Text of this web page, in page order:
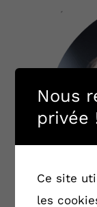
Nous
privée
Ce site
les